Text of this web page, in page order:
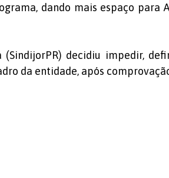
dando mais espaço para
decidiu impedir,
da entidade, após